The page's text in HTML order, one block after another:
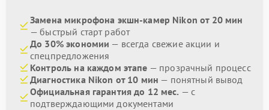
Замена микрофона экшн-камер Nikon от 20 мин
— быстрый старт работ
До 30% экономии — всегда свежие акции и
спецпредложения
Контроль на каждом этапе — прозрачный процесс
Диагностика Nikon от 10 мин — понятный вывод
Официальная гарантия до 12 мес. — с
подтверждающими документами